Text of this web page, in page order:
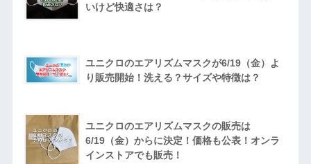
いけど快適さは？
ユニクロのエアリズムマスクが6/19（金）よ
り販売開始！洗える？サイズや特徴は？
ユニクロのエアリズムマスクの販売は
6/19（金）からに決定！価格も公表！オンラ
インストアでも販売！